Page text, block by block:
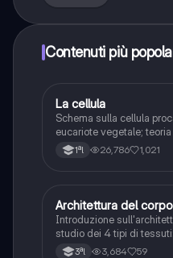
Contenuti più
Scienze
La cellula
Schema sulla cellula
eucariote vegetale;
membrana plasmatica;
citoscheletro
1ªl 26,786 1,021
Scienze
Architettura del
Introduzione
studio dei 4 tipi di
muscolare, nervoso.
3ªl 3,684 59